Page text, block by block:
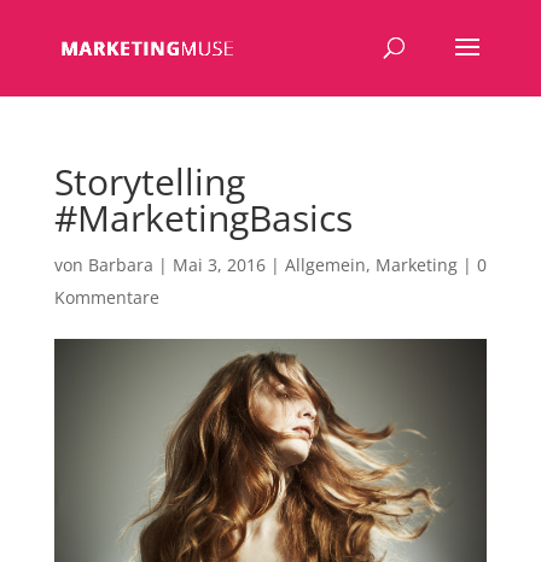
Storytelling
#MarketingBasics
von Barbara | Mai 3, 2016| Allgemein, Marketing| 0
Kommentare